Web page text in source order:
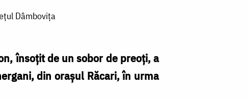
Dâmbovița
însoţit de un sobor de preoţi, a
din oraşul Răcari, în urma